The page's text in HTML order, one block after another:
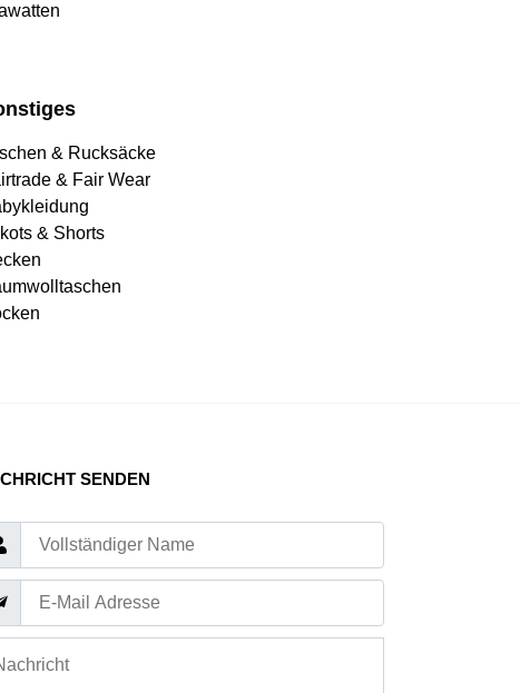
& Rucksäcke
& Fair Wear
& Shorts
SENDEN